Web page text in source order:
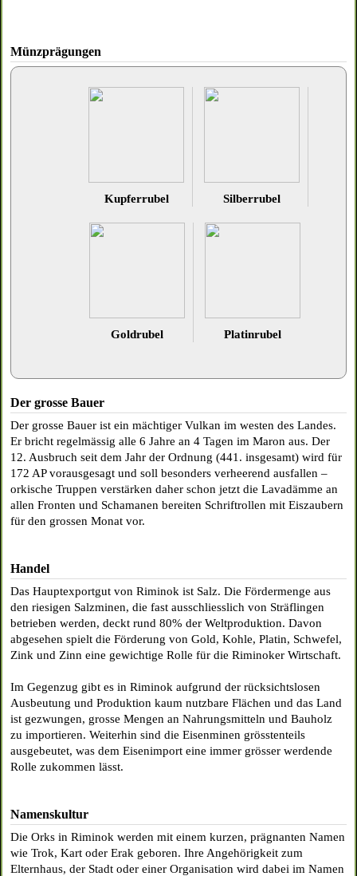
Münzprägungen
Kupferrubel Silberrubel
Goldrubel Platinrubel
Der grosse Bauer
Der grosse Bauer ist ein mächtiger Vulkan im westen des Landes.
Er bricht regelmässig alle 6 Jahre an 4 Tagen im Maron aus. Der
12. Ausbruch seit dem Jahr der Ordnung (441. insgesamt) wird für
172 AP vorausgesagt und soll besonders verheerend ausfallen –
orkische Truppen verstärken daher schon jetzt die Lavadämme an
allen Fronten und Schamanen bereiten Schriftrollen mit Eiszaubern
für den grossen Monat vor.
Handel
Das Hauptexportgut von Riminok ist Salz. Die Fördermenge aus
den riesigen Salzminen, die fast ausschliesslich von Sträflingen
betrieben werden, deckt rund 80% der Weltproduktion. Davon
abgesehen spielt die Förderung von Gold, Kohle, Platin, Schwefel,
Zink und Zinn eine gewichtige Rolle für die Riminoker Wirtschaft.
Im Gegenzug gibt es in Riminok aufgrund der rücksichtslosen
Ausbeutung und Produktion kaum nutzbare Flächen und das Land
ist gezwungen, grosse Mengen an Nahrungsmitteln und Bauholz
zu importieren. Weiterhin sind die Eisenminen grösstenteils
ausgebeutet, was dem Eisenimport eine immer grösser werdende
Rolle zukommen lässt.
Namenskultur
Die Orks in Riminok werden mit einem kurzen, prägnanten Namen
wie Trok, Kart oder Erak geboren. Ihre Angehörigkeit zum
Elternhaus, der Stadt oder einer Organisation wird dabei im Namen